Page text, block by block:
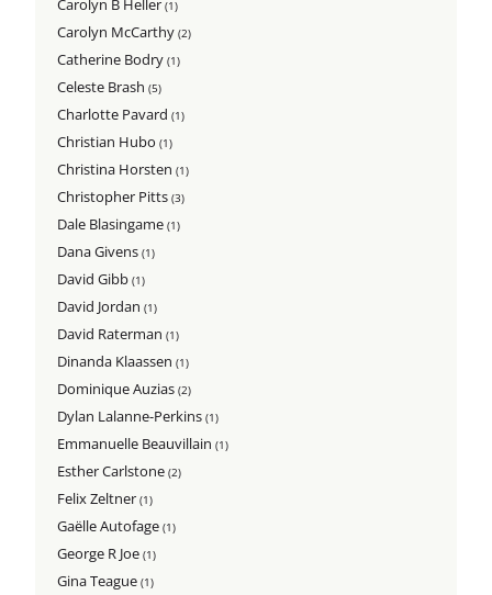
Carolyn B Heller(1)
Carolyn McCarthy(2)
Catherine Bodry(1)
Celeste Brash(5)
Charlotte Pavard(1)
Christian Hubo(1)
Christina Horsten(1)
Christopher Pitts(3)
Dale Blasingame(1)
Dana Givens(1)
David Gibb(1)
David Jordan(1)
David Raterman(1)
Dinanda Klaassen(1)
Dominique Auzias(2)
Dylan Lalanne-Perkins(1)
Emmanuelle Beauvillain(1)
Esther Carlstone(2)
Felix Zeltner(1)
Gaëlle Autofage(1)
George R Joe(1)
Gina Teague(1)